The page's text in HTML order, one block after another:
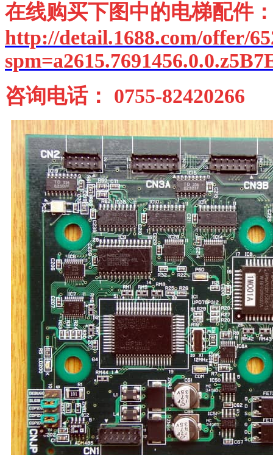
在线购买下图中的电梯配件
http://detail.1688.com/offer/
咨询电话： 0755-